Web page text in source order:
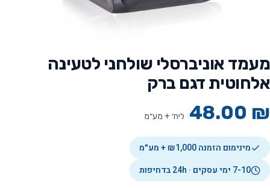
מעמד אוניברסלי שולחני לטעינה
אלחוטית דגם ברק
48.00 ₪ ליח׳ + מע״מ
מינימום הזמנה ₪1,000 + מע״מ
7-10 ימי עסקים · 24h בדחיפות